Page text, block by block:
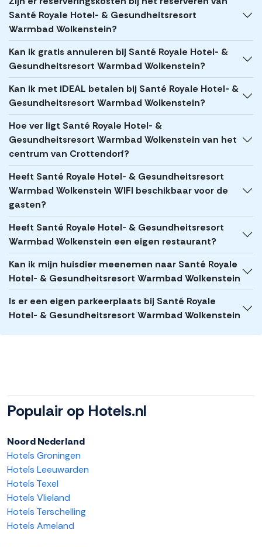
Santé Royale Hotel- & Gesundheitsresort
Warmbad Wolkenstein?
Kan ik gratis annuleren bij Santé Royale Hotel- &
Gesundheitsresort Warmbad Wolkenstein?
Kan ik met iDEAL betalen bij Santé Royale Hotel- &
Gesundheitsresort Warmbad Wolkenstein?
Hoe ver ligt Santé Royale Hotel- &
Gesundheitsresort Warmbad Wolkenstein van het
centrum van Crottendorf?
Heeft Santé Royale Hotel- & Gesundheitsresort
Warmbad Wolkenstein WIFI beschikbaar voor de
gasten?
Heeft Santé Royale Hotel- & Gesundheitsresort
Warmbad Wolkenstein een eigen restaurant?
Kan ik mijn huisdier meenemen naar Santé Royale
Hotel- & Gesundheitsresort Warmbad Wolkenstein
Is er een eigen parkeerplaats bij Santé Royale
Hotel- & Gesundheitsresort Warmbad Wolkenstein
Populair op Hotels.nl
Noord Nederland
Hotels Groningen
Hotels Leeuwarden
Hotels Texel
Hotels Vlieland
Hotels Terschelling
Hotels Ameland